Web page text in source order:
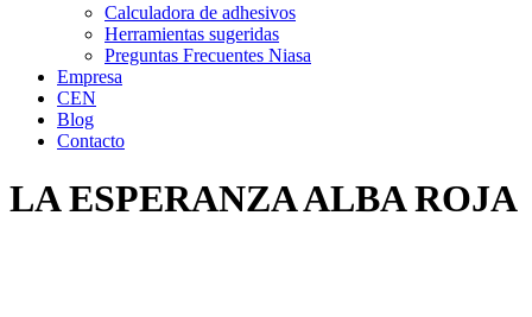
Calculadora de adhesivos
Herramientas sugeridas
Preguntas Frecuentes Niasa
Empresa
CEN
Blog
Contacto
LA ESPERANZA ALBA ROJA